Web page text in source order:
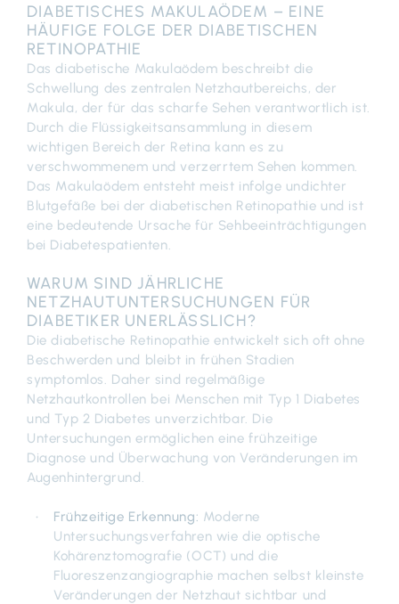
DIABETISCHES MAKULAÖDEM – EINE
HÄUFIGE FOLGE DER DIABETISCHEN
RETINOPATHIE
Das diabetische Makulaödem beschreibt die
Schwellung des zentralen Netzhautbereichs, der
Makula, der für das scharfe Sehen verantwortlich ist.
Durch die Flüssigkeitsansammlung in diesem
wichtigen Bereich der Retina kann es zu
verschwommenem und verzerrtem Sehen kommen.
Das Makulaödem entsteht meist infolge undichter
Blutgefäße bei der diabetischen Retinopathie und ist
eine bedeutende Ursache für Sehbeeinträchtigungen
bei Diabetespatienten.
WARUM SIND JÄHRLICHE
NETZHAUTUNTERSUCHUNGEN FÜR
DIABETIKER UNERLÄSSLICH?
Die diabetische Retinopathie entwickelt sich oft ohne
Beschwerden und bleibt in frühen Stadien
symptomlos. Daher sind regelmäßige
Netzhautkontrollen bei Menschen mit Typ 1 Diabetes
und Typ 2 Diabetes unverzichtbar. Die
Untersuchungen ermöglichen eine frühzeitige
Diagnose und Überwachung von Veränderungen im
Augenhintergrund.
Frühzeitige Erkennung: Moderne
Untersuchungsverfahren wie die optische
Kohärenztomografie (OCT) und die
Fluoreszenzangiographie machen selbst kleinste
Veränderungen der Netzhaut sichtbar und